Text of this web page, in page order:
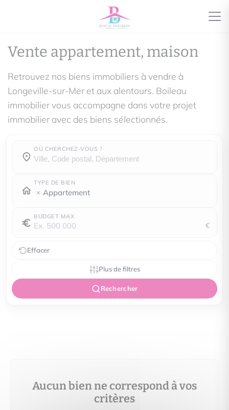
Vente appartement, maison
Retrouvez nos biens immobiliers à vendre à
Longeville-sur-Mer et aux alentours. Boileau
immobilier vous accompagne dans votre projet
immobilier avec des biens sélectionnés.
OÙ CHERCHEZ-VOUS ?
Où cherchez-vous ?
Où cherchez-vous ?
TYPE DE BIEN
Appartement
BUDGET MAX
€
Effacer
Plus de filtres
Rechercher
Aucun bien ne correspond à vos
critères